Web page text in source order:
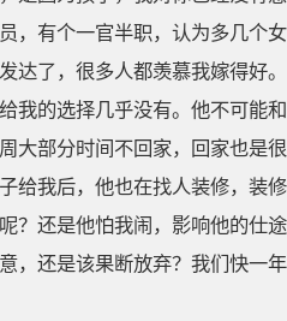
，有个一官半职，认为多几个
达了，很多人都羡慕我嫁得好
我的选择几乎没有。他不可能
大部分时间不回家，回家也是
给我后，他也在找人装修，装
？还是他怕我闹，影响他的仕
，还是该果断放弃？我们快一